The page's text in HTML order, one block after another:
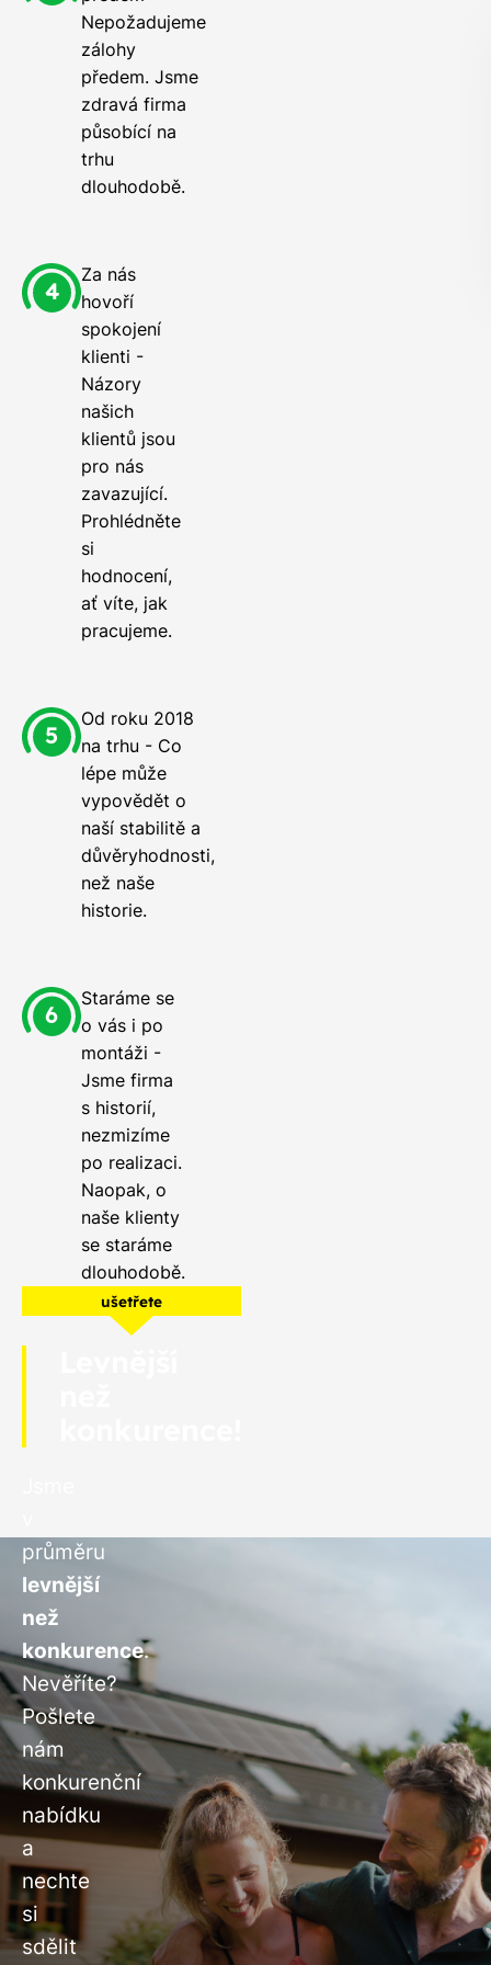
Nepožadujeme
zálohy
předem. Jsme
zdravá firma
působící na
trhu
dlouhodobě.
Za nás
hovoří
spokojení
klienti -
Názory
našich
klientů jsou
pro nás
zavazující.
Prohlédněte
si
hodnocení,
ať víte, jak
pracujeme.
Od roku 2018
na trhu - Co
lépe může
vypovědět o
naší stabilitě a
důvěryhodnosti,
než naše
historie.
Staráme se
o vás i po
montáži -
Jsme firma
s historií,
nezmizíme
po realizaci.
Naopak, o
naše klienty
se staráme
dlouhodobě.
ušetřete
průměru
levnější
než
konkurence.
Nevěříte?
Pošlete
nám
konkurenční
nabídku
a
nechte
si
sdělit